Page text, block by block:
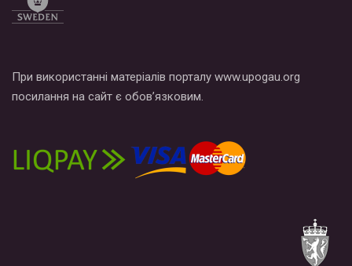
При використанні матеріалів порталу www.upogau.org
посилання на сайт є обов’язковим.